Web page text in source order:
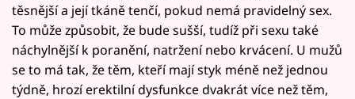
těsnější a její tkáně tenčí, pokud nemá pravidelný sex.
To může způsobit, že bude sušší, tudíž při sexu také
náchylnější k poranění, natržení nebo krvácení. U mužů
se to má tak, že těm, kteří mají styk méně než jednou
týdně, hrozí erektilní dysfunkce dvakrát více než těm,